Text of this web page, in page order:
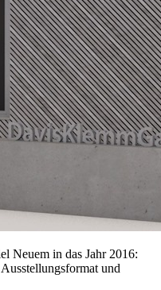
Neuem in das Jahr 2016:
und